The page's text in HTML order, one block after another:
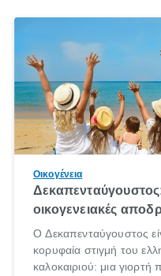
Οικογένεια
Δεκαπενταύγουστος:
οικογενειακές
Ο Δεκαπενταύγουστος
κορυφαία στιγμή του
καλοκαιριού: μια γιορτή